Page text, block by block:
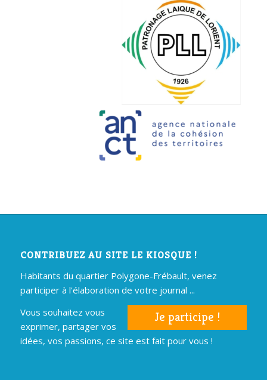
CONTRIBUEZ AU SITE LE KIOSQUE !
Habitants du quartier Polygone-Frébault, venez
participer à l'élaboration de votre journal ...
Je participe !
Vous souhaitez vous
exprimer, partager vos
idées, vos passions, ce site est fait pour vous !